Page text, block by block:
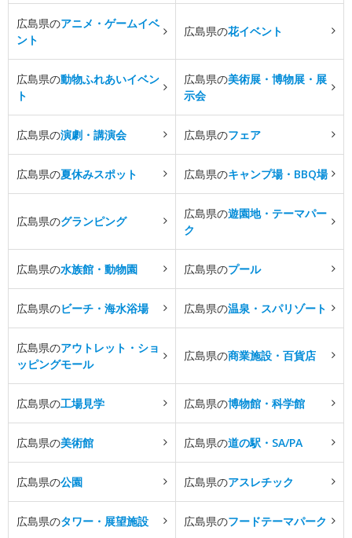
広島県のアニメ・ゲームイベ
ント
広島県の花イベント
広島県の動物ふれあいイベン
ト
広島県の美術展・博物展・展
示会
広島県の演劇・講演会 広島県のフェア
広島県の夏休みスポット 広島県のキャンプ場・BBQ場
広島県のグランピング
広島県の遊園地・テーマパー
ク
広島県の水族館・動物園 広島県のプール
広島県のビーチ・海水浴場 広島県の温泉・スパリゾート
広島県のアウトレット・ショ
ッピングモール
広島県の商業施設・百貨店
広島県の工場見学 広島県の博物館・科学館
広島県の美術館 広島県の道の駅・SA/PA
広島県の公園 広島県のアスレチック
広島県のタワー・展望施設 広島県のフードテーマパーク